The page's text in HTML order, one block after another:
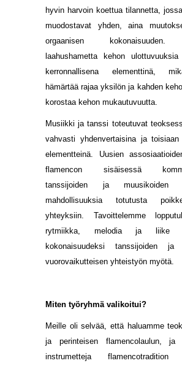
hyvin harvoin koettua tilannetta,
muodostavat yhden, aina
orgaanisen kokonaisuuden.
laahushametta kehon ulottuvuuksia
kerronnallisena elementtinä,
hämärtää rajaa yksilön ja kahden
korostaa kehon mukautuvuutta.
Musiikki ja tanssi toteutuvat
vahvasti yhdenvertaisina ja toisiaan
elementteinä. Uusien
flamencon sisäisessä
tanssijoiden ja
mahdollisuuksia totutusta
yhteyksiin. Tavoittelemme
rytmiikka, melodia ja liike
kokonaisuudeksi tanssijoiden ja
vuorovaikutteisen yhteistyön myötä.
Miten työryhmä valikoitui?
Meille oli selvää, että haluamme
ja perinteisen flamencolaulun, ja
instrumetteja flamencotradition